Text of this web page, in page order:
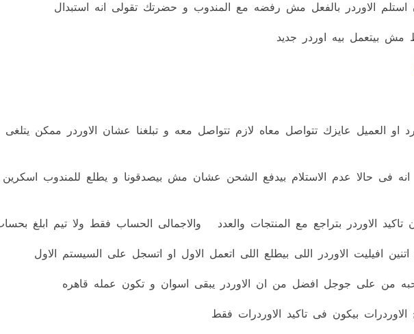
استلم الاوردر بالفعل مش رفضه مع المندوب و حضرتك تقولى انه استبدال
مش بيتعمل بيه اوردر جديد
او العميل عايزك تتواصل معاه لازم تتواصل معه و تبلغنا عشان الاوردر ممكن
انه فى حالا عدم الاستلام بيدفع الشحن عشان مش بيصدقونا و يطلع للمندوب
الاوردر بتراجع مع المنتجات والعدد والاجمالى الحساب فقط ولا تيم ابلغ
افيليت الاوردر اللى بيطلع اللى اتعمل الاول او اتسجل على السيستم الاول
من على جوجل افضل من ان الاوردر يبقى اسوان و تكون عمله قاهره
بيكون فى تاكيد الاوردرات فقط